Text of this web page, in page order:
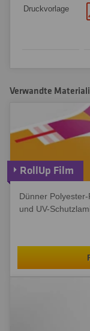
Druckvorlage
Verwandte
RollUp Film
Dünner
und UV-